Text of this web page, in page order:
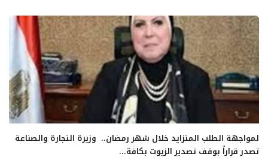
لمواجهة الطلب المتزايد خلال شهر رمضان.. وزيرة التجارة والصناعة
تصدر قراراً بوقف تصدير الزيوت بكافة...